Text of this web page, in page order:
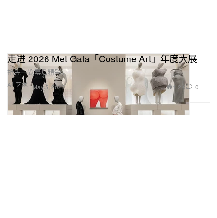
Art 艺术
走进 2026 Met Gala「Costume Art」年度大展
抢先一览幕后精彩。
May 5, 2026 1.2K 0